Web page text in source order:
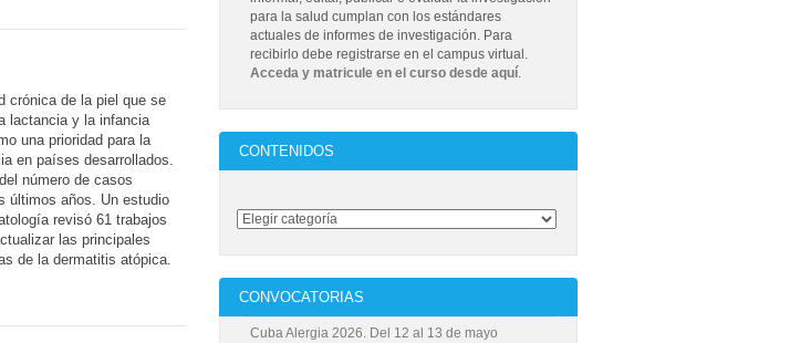
crónica de la piel que se
lactancia y la infancia
una prioridad para la
en países desarrollados.
número de casos
últimos años. Un estudio
revisó 61 trabajos
las principales
de la dermatitis atópica.
para la salud cumplan con los estándares
actuales de informes de investigación. Para
recibirlo debe registrarse en el campus virtual.
Acceda y matricule en el curso desde aquí.
CONTENIDOS
CONVOCATORIAS
Cuba Alergia 2026. Del 12 al 13 de mayo